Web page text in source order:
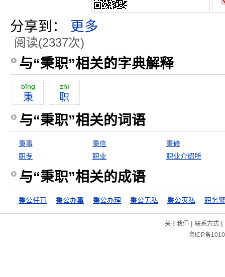
分享到： 更多
阅读(2337次)
与“秉职”相关的字典解释
bĭng
秉
zhí
职
与“秉职”相关的词语
秉事 秉信
秉修
职专
职业 职业介绍所
与“秉职”相关的成语
秉公任直 秉公办事 秉公办理 秉公无私 秉公灭私 职务
关于我们 | 联系方式|
粤ICP备